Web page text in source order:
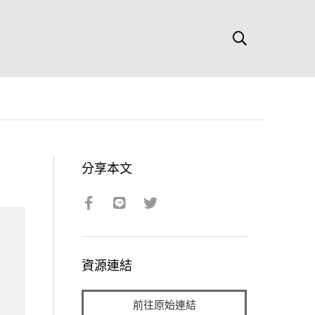
分享本文
資源連結
前往原始連結